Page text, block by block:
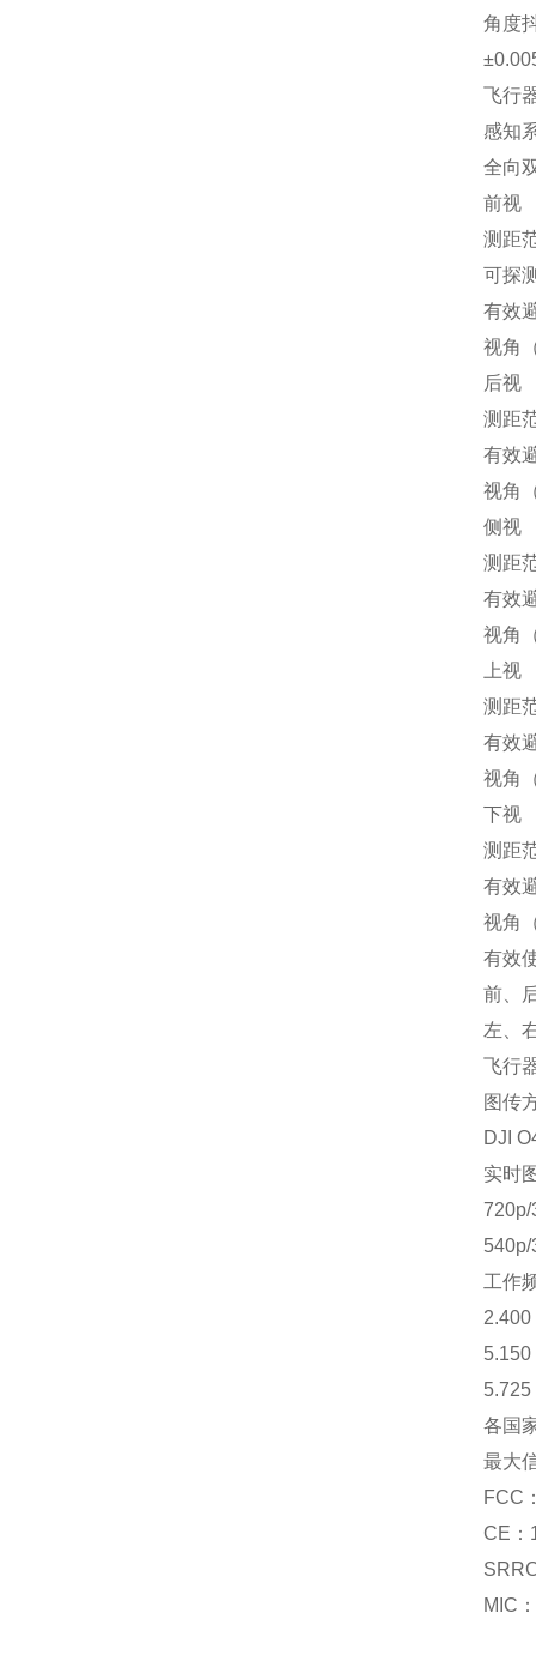
角度
飞行
感知
全向
前视
测距
可探
有效
视角
后视
测距
有效
视角
侧视
测距
有效
视角
上视
测距
有效
视角
下视
测距
有效
视角
有效
前、
左、
飞行
图传
DJI
实时
720p/
工作
2.400
5.150
5.725
各国
最大
FCC
CE：
MIC